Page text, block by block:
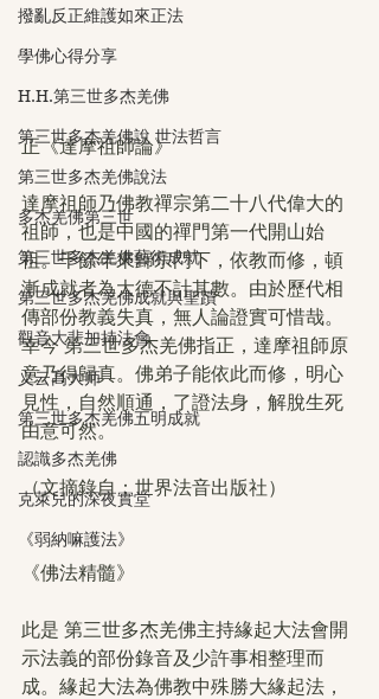
撥亂反正維護如來正法
學佛心得分享
H.H.第三世多杰羌佛
第三世多杰羌佛說 世法哲言
第三世多杰羌佛說法
多杰羌佛第三世
第三世多杰羌佛藝術成就
第三世多杰羌佛成就與聖蹟
觀音大悲加持法會
义云高大师
第三世多杰羌佛五明成就
認識多杰羌佛
克萊兒的深夜實堂
《弱納嘛護法》
正《達摩祖師論》
達摩祖師乃佛教禪宗第二十八代偉大的
祖師，也是中國的禪門第一代開山始
祖。千餘年來歸宗門下，依教而修，頓
漸成就者為大德不計其數。由於歷代相
傳部份教義失真，無人論證實可惜哉。
幸今 第三世多杰羌佛指正，達摩祖師原
意乃得歸真。佛弟子能依此而修，明心
見性，自然順通，了證法身，解脫生死
由意可然。
（文摘錄自：世界法音出版社）
《佛法精髓》
此是 第三世多杰羌佛主持緣起大法會開
示法義的部份錄音及少許事相整理而
成。緣起大法為佛教中殊勝大緣起法，